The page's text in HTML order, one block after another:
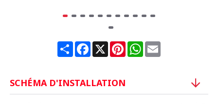
ShareFacebook
X PinterestWhatsApp
Email
SCHÉMA D'INSTALLATION